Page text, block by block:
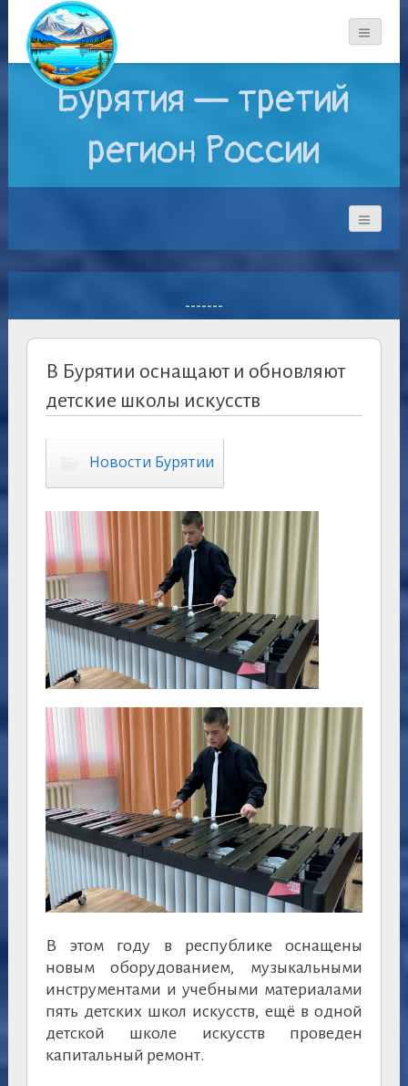
Бурятия — третий
регион России
-------
В Бурятии оснащают и обновляют
детские школы искусств
Новости Бурятии
В этом году в республике оснащены
новым оборудованием, музыкальными
инструментами и учебными материалами
пять детских школ искусств, ещё в одной
детской школе искусств проведен
капитальный ремонт.